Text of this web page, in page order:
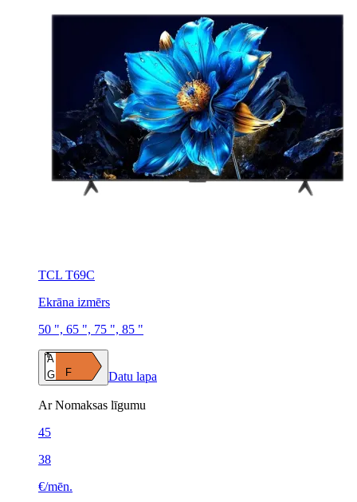
TCL T69C
Ekrāna izmērs
50 ", 65 ", 75 ", 85 "
A
G
F Datu lapa
Ar Nomaksas līgumu
45
38
€/mēn.